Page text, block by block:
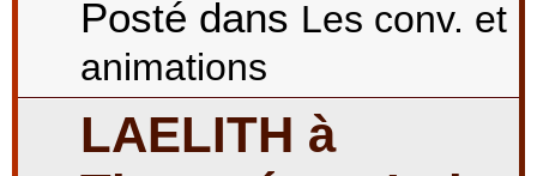
Posté dans Les conv. et
animations
LAELITH à